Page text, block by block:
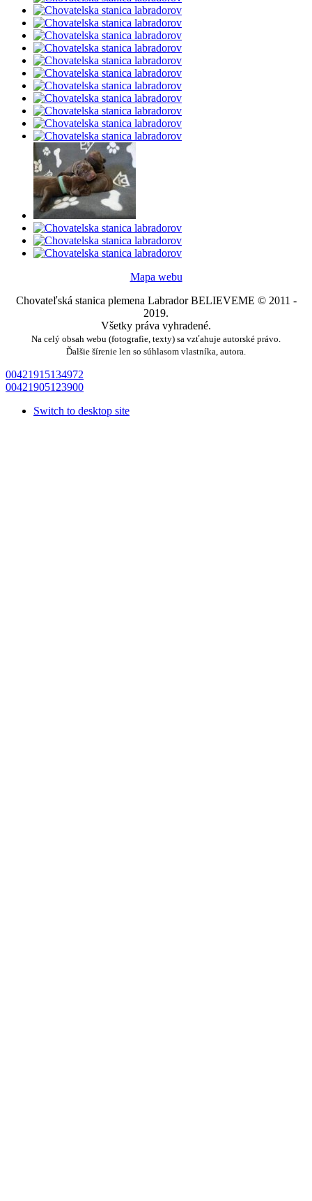
Mapa webu
Chovateľská stanica plemena Labrador BELIEVEME © 2011 -
2019.
Všetky práva vyhradené.
Na celý obsah webu (fotografie, texty) sa vzťahuje autorské právo.
Ďalšie šírenie len so súhlasom vlastníka, autora.
00421915134972
00421905123900
Switch to desktop site